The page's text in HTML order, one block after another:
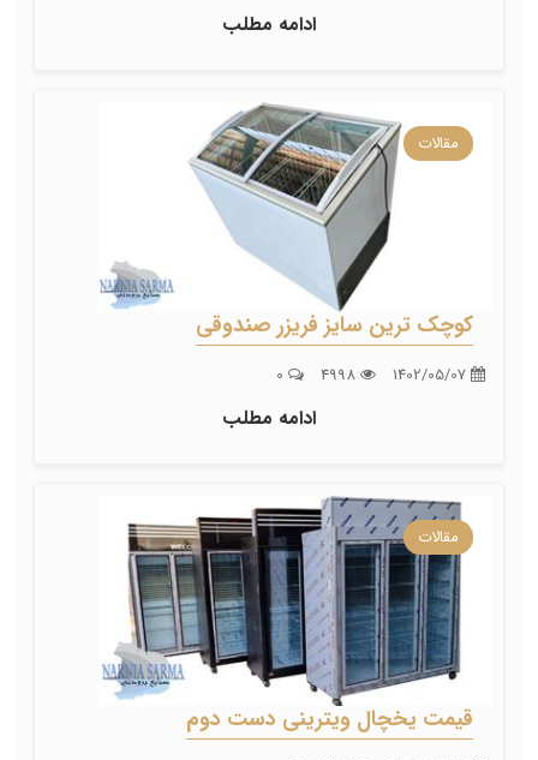
ادامه مطلب
مقالات
کوچک ترین سایز فریزر صندوقی
ادامه مطلب
مقالات
قیمت یخچال ویترینی دست دوم